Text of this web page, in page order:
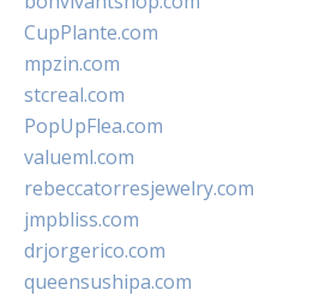
CupPlante.com
mpzin.com
stcreal.com
PopUpFlea.com
valueml.com
rebeccatorresjewelry.com
jmpbliss.com
drjorgerico.com
queensushipa.com